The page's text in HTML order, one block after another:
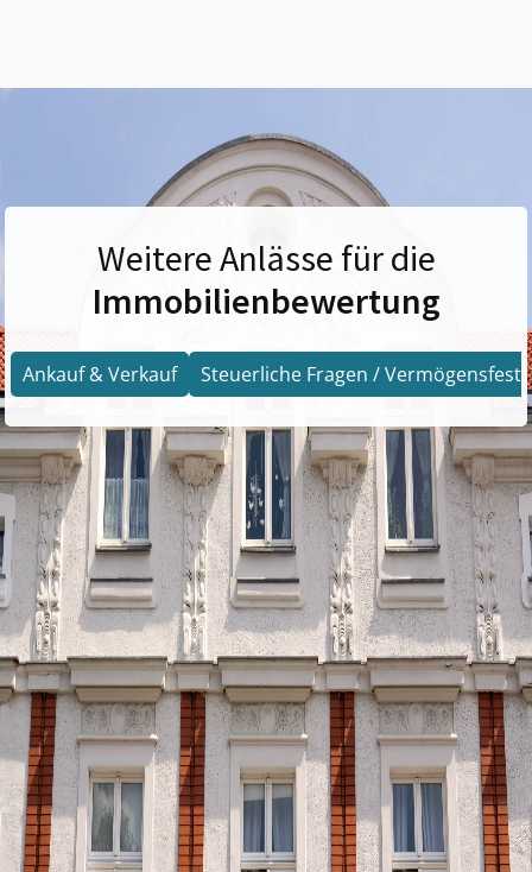
Weitere Anlässe für die
Immobilienbewertung
Ankauf & Verkauf Steuerliche Fragen /